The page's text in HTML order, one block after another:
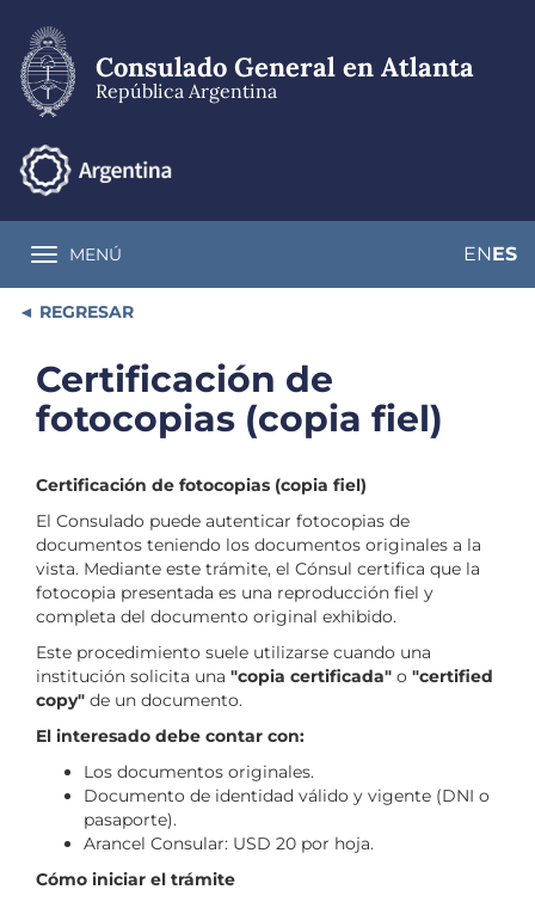
contenido
principal
Consulado General en Atlanta
República Argentina
Toggle navigation
MENÚ ENES
REGRESAR
Certificación de
fotocopias (copia fiel)
Certificación de fotocopias (copia fiel)
El Consulado puede autenticar fotocopias de
documentos teniendo los documentos originales a la
vista. Mediante este trámite, el Cónsul certifica que la
fotocopia presentada es una reproducción fiel y
completa del documento original exhibido.
Este procedimiento suele utilizarse cuando una
institución solicita una "copia certificada" o "certified
copy" de un documento.
El interesado debe contar con:
Los documentos originales.
Documento de identidad válido y vigente (DNI o
pasaporte).
Arancel Consular: USD 20 por hoja.
Cómo iniciar el trámite